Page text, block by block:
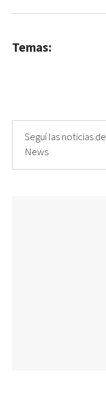
Temas:
Seguí las noticias
News